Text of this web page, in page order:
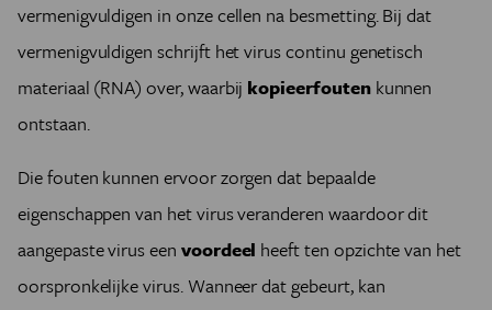
vermenigvuldigen in onze cellen na besmetting. Bij dat
vermenigvuldigen schrijft het virus continu genetisch
materiaal (RNA) over, waarbij kopieerfouten kunnen
ontstaan.
Die fouten kunnen ervoor zorgen dat bepaalde
eigenschappen van het virus veranderen waardoor dit
aangepaste virus een voordeel heeft ten opzichte van het
oorspronkelijke virus. Wanneer dat gebeurt, kan